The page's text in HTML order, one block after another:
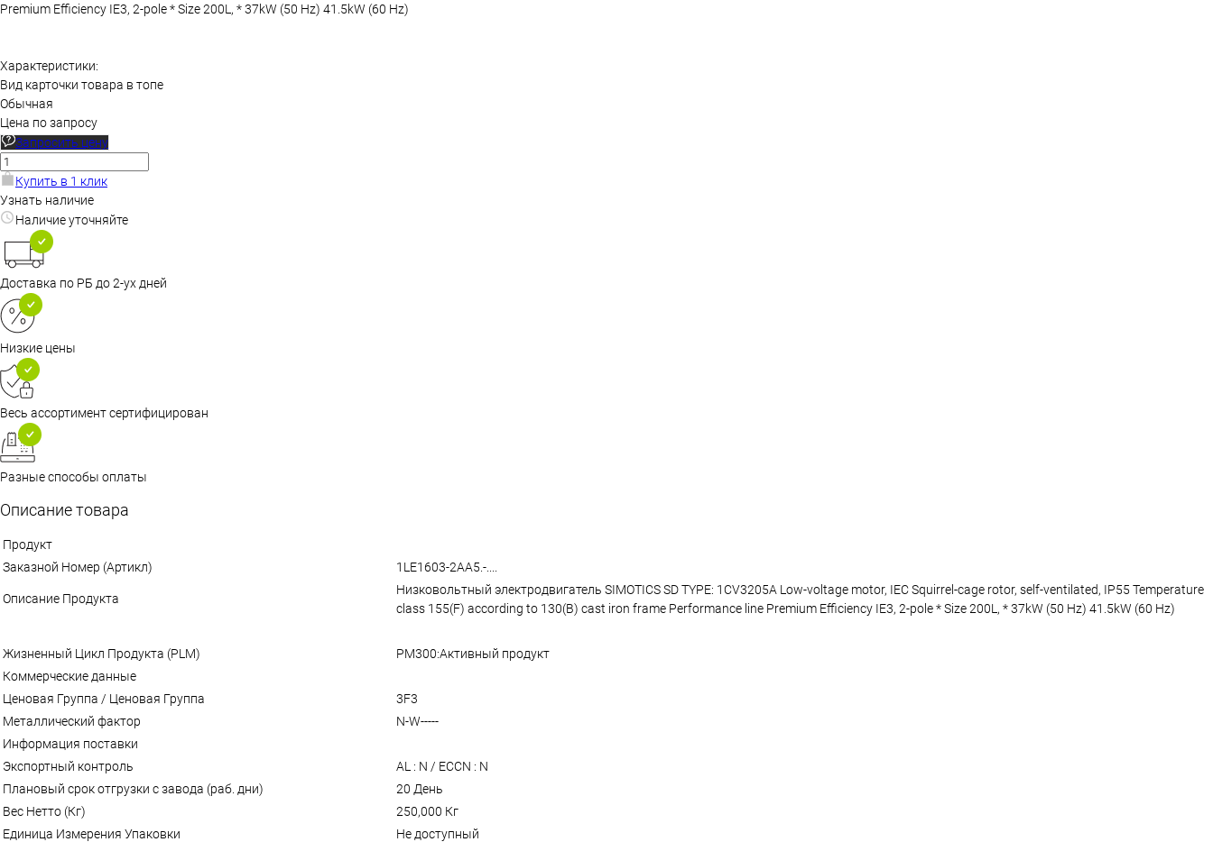
Premium Efficiency IE3, 2-pole * Size 200L, * 37kW (50 Hz) 41.5kW (60 Hz)
Характеристики:
Вид карточки товара в топе
Обычная
Цена по запросу
Запросить цену
Купить в 1 клик
Узнать наличие
Наличие уточняйте
Доставка по РБ до 2-ух дней
Низкие цены
Весь ассортимент сертифицирован
Разные способы оплаты
Описание товара
Продукт
Заказной Номер (Артикл)
1LE1603-2AA5.-....
Описание Продукта
Низковольтный электродвигатель SIMOTICS SD TYPE: 1CV3205A Low-voltage motor, IEC Squirrel-cage rotor, self-ventilated, IP55 Temperature
class 155(F) according to 130(B) cast iron frame Performance line Premium Efficiency IE3, 2-pole * Size 200L, * 37kW (50 Hz) 41.5kW (60 Hz)
Жизненный Цикл Продукта (PLM)
PM300:Активный продукт
Коммерческие данные
Ценовая Группа / Ценовая Группа
3F3
Металлический фактор
N-W-----
Информация поставки
Экспортный контроль
AL : N / ECCN : N
Плановый срок отгрузки с завода (раб. дни)
20 День
Вес Нетто (Кг)
250,000 Кг
Единица Измерения Упаковки
Не доступный